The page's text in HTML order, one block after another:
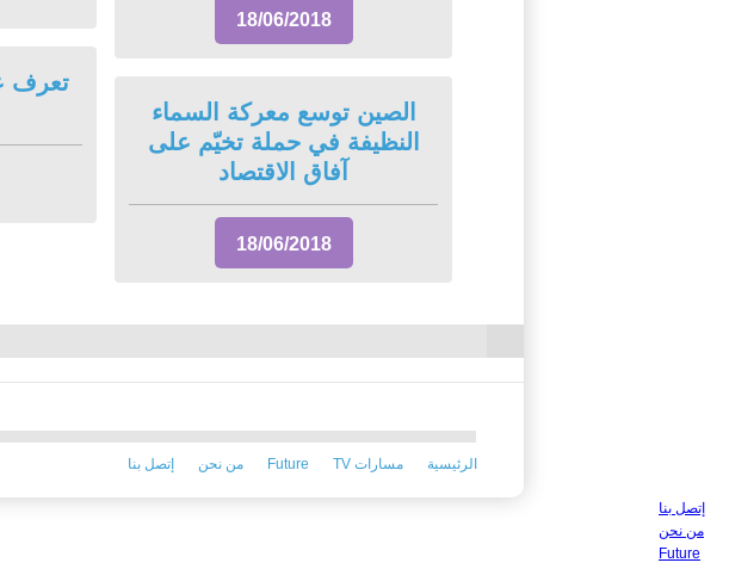
18/06/2018
تعرف
الصين توسع معركة السماء
النظيفة في حملة تخيّم على
آفاق الاقتصاد
18/06/2018
إتصل بنا من نحن Future TV مسارات الرئيسية
إتصل بنا
من نحن
Future